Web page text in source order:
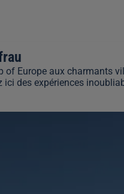
Europe aux charmants
ici des expériences